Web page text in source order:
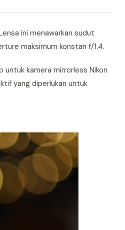
ini menawarkan sudut
maksimum konstan f/1.4.
untuk kamera mirrorless Nikon
yang diperlukan untuk